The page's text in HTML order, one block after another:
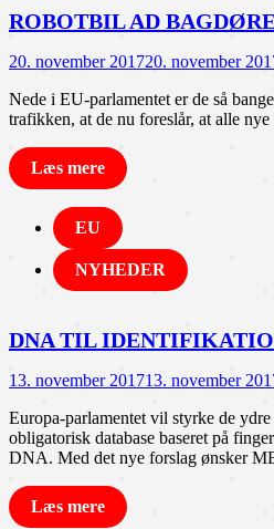
ROBOTBIL AD
20. november 201720. november
Nede i EU-parlamentet er de så
trafikken, at de nu foreslår, at alle
Læs mere
EU
NYHEDER
DNA TIL
13. november 201713. november
Europa-parlamentet vil styrke de
obligatorisk database baseret på
DNA. Med det nye forslag ønsker
Læs mere